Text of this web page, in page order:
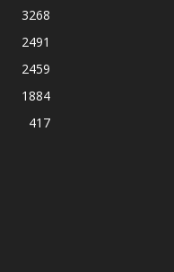
3268
2491
2459
1884
417